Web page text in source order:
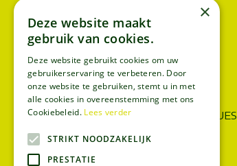
INFORMATIE
Algemene voorwaarden
Privacy policy
Disclaimer
Bezorgen
WIJ ACCEPTEREN ECOCHEQUES
×
Deze website maakt
gebruik van cookies.
Deze website gebruikt cookies om uw
gebruikerservaring te verbeteren. Door
onze website te gebruiken, stemt u in met
alle cookies in overeenstemming met ons
Cookiebeleid. Lees verder
STRIKT NOODZAKELIJK
PRESTATIE